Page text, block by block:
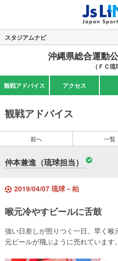
スタジアムナビ
沖縄県総合運動
（ＦＣ琉
観戦アドバイス アクセス
観戦アドバイス
前へ 一覧
仲本兼進（琉球担当）
2019/04/07 琉球－柏
喉元冷やすビールに舌鼓
強い日差しが照りつく一日。早く
元ビールが飛ぶように売れています。